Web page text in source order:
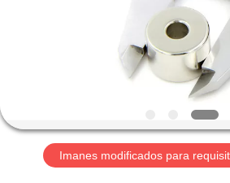
NOSOTROS
VIAJE
Imanes modificados para